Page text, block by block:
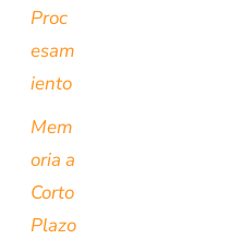
Proc
esam
iento
Mem
oria a
Corto
Plazo